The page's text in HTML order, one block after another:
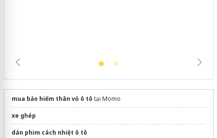
mua bảo hiểm thân vỏ ô tô tại Momo
xe ghép
dán phim cách nhiệt ô tô